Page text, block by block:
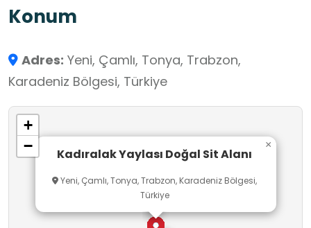
türleri ve orman gülü, akçaağaç gibi bitkiler
haftasında Vargit Çiçeği Şenliği
düzenlenmektedir.
Konum
Adres: Yeni, Çamlı, Tonya, Trabzon,
Karadeniz Bölgesi, Türkiye
Kadıralak Yaylası Doğal Sit Alanı
Yeni, Çamlı, Tonya, Trabzon, Karadeniz Bölgesi,
Türkiye
×
+
−